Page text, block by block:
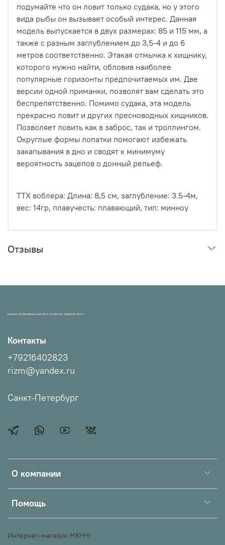
подумайте что он ловит только судака, но у этого
вида рыбы он вызывает особый интерес. Данная
модель выпускается в двух размерах: 85 и 115 мм, а
также с разным заглублением до 3,5-4 и до 6
метров соответственно. Этакая отмычка к хищнику,
которого нужно найти, обловив наиболее
популярные горизонты предпочитаемых им. Две
версии одной приманки, позволят вам сделать это
беспрепятственно. Помимо судака, эта модель
прекрасно ловит и других пресноводных хищников.
Позволяет ловить как в заброс, так и троллингом.
Округлые формы лопатки помогают избежать
закапывания в дно и сводят к минимуму
вероятность зацепов о донный рельеф.
ТТХ воблера: Длина: 8,5 см, заглубление: 3.5-4м,
вес: 14гр, плавучесть: плавающий, тип: минноу
Отзывы
МАГАЗИН ПРОВЕРЕННЫХ СНАСТЕЙ И УЛОВИСТЫХ ПРИМАНОК НХНЧ!
О компании
Помощь
Контакты
+79216402823
rizm@yandex.ru
Санкт-Петербург
Интернет-магазин НХНЧ!